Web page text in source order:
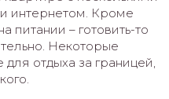
интернетом. Кроме
питании – готовить-то
Некоторые
отдыха за границей,